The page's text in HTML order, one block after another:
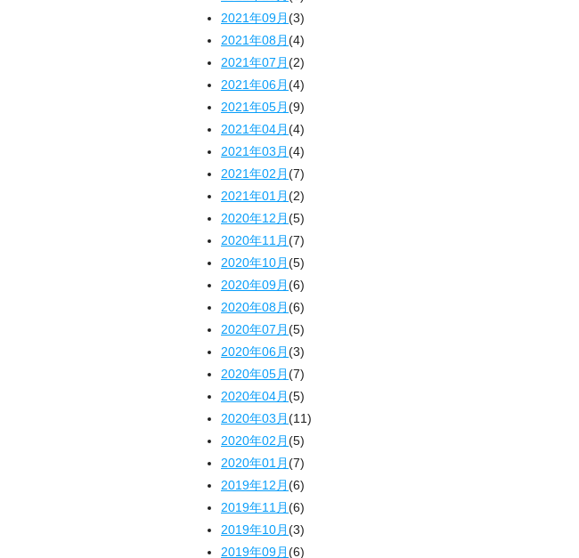
2021年09月(3)
2021年08月(4)
2021年07月(2)
2021年06月(4)
2021年05月(9)
2021年04月(4)
2021年03月(4)
2021年02月(7)
2021年01月(2)
2020年12月(5)
2020年11月(7)
2020年10月(5)
2020年09月(6)
2020年08月(6)
2020年07月(5)
2020年06月(3)
2020年05月(7)
2020年04月(5)
2020年03月(11)
2020年02月(5)
2020年01月(7)
2019年12月(6)
2019年11月(6)
2019年10月(3)
2019年09月(6)